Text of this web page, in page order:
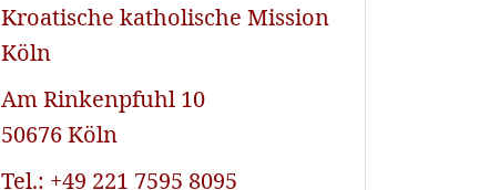
Kroatische katholische Mission
Köln
Am Rinkenpfuhl 10
50676 Köln
Tel.: +49 221 7595 8095